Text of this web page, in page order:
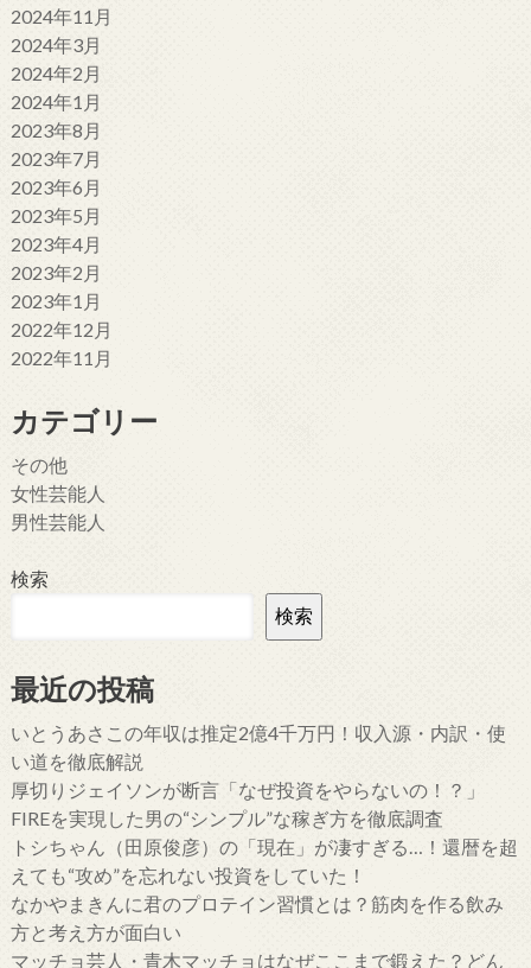
2024年11月
2024年3月
2024年2月
2024年1月
2023年8月
2023年7月
2023年6月
2023年5月
2023年4月
2023年2月
2023年1月
2022年12月
2022年11月
カテゴリー
その他
女性芸能人
男性芸能人
検索
検索
最近の投稿
いとうあさこの年収は推定2億4千万円！収入源・内訳・使
い道を徹底解説
厚切りジェイソンが断言「なぜ投資をやらないの！？」
FIREを実現した男の“シンプル”な稼ぎ方を徹底調査
トシちゃん（田原俊彦）の「現在」が凄すぎる…！還暦を超
えても“攻め”を忘れない投資をしていた！
なかやまきんに君のプロテイン習慣とは？筋肉を作る飲み
方と考え方が面白い
マッチョ芸人・青木マッチョはなぜここまで鍛えた？どん